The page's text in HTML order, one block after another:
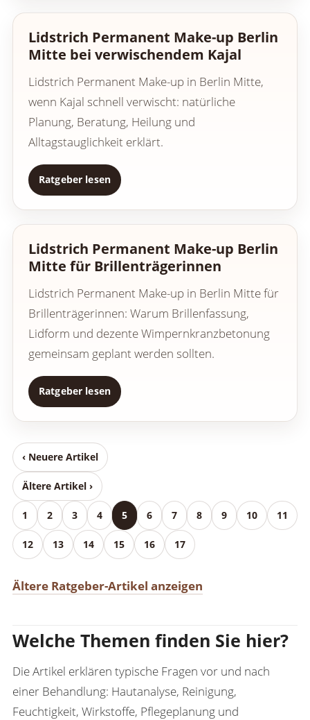
Lidstrich Permanent Make-up Berlin
Mitte bei verwischendem Kajal
Lidstrich Permanent Make-up in Berlin Mitte,
wenn Kajal schnell verwischt: natürliche
Planung, Beratung, Heilung und
Alltagstauglichkeit erklärt.
Ratgeber lesen
Lidstrich Permanent Make-up Berlin
Mitte für Brillenträgerinnen
Lidstrich Permanent Make-up in Berlin Mitte für
Brillenträgerinnen: Warum Brillenfassung,
Lidform und dezente Wimpernkranzbetonung
gemeinsam geplant werden sollten.
Ratgeber lesen
‹ Neuere Artikel
1 2 3 4 5 6 7 8 9 10 11
12 13 14 15 16 17
Ältere Artikel ›
Ältere Ratgeber-Artikel anzeigen
Welche Themen finden Sie hier?
Die Artikel erklären typische Fragen vor und nach
einer Behandlung: Hautanalyse, Reinigung,
Feuchtigkeit, Wirkstoffe, Pflegeplanung und